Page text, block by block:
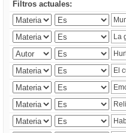
Filtros actuales: